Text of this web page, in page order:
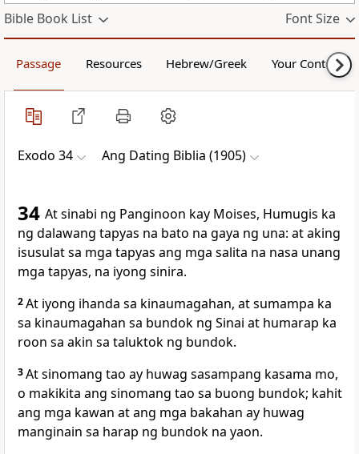
Bible Book List Font Size
Passage Resources Hebrew/Greek Your Content
Exodo 34 Ang Dating Biblia (1905)
34 At sinabi ng Panginoon kay Moises, Humugis ka
ng dalawang tapyas na bato na gaya ng una: at aking
isusulat sa mga tapyas ang mga salita na nasa unang
mga tapyas, na iyong sinira.
2At iyong ihanda sa kinaumagahan, at sumampa ka
sa kinaumagahan sa bundok ng Sinai at humarap ka
roon sa akin sa taluktok ng bundok.
3At sinomang tao ay huwag sasampang kasama mo,
o makikita ang sinomang tao sa buong bundok; kahit
ang mga kawan at ang mga bakahan ay huwag
manginain sa harap ng bundok na yaon.